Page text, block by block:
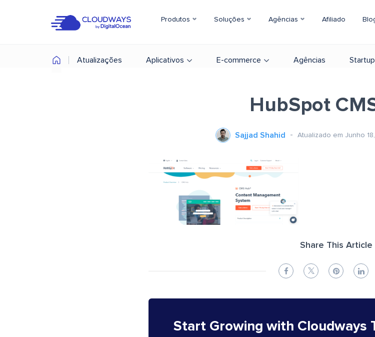
Produtos Soluções Agências Afiliado
Atualizações Aplicativos E-commerce Agências
HubSpot
Sajjad Shahid Atualizado em Junho
Share This Article
Start Growing with Cloudways